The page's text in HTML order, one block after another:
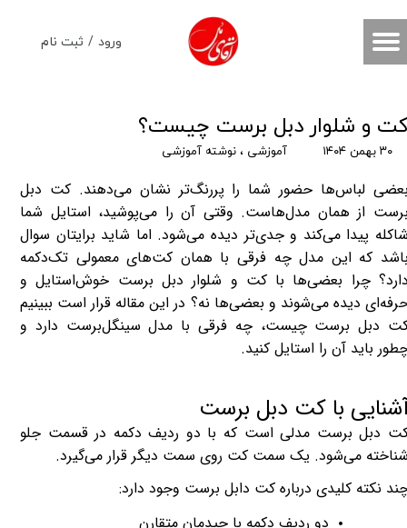
ورود / ثبت نام
حساب کاربری من
سفارشات
خروج از حساب کاربری
و شلوار دبل برست چیست؟
۳۰ بهمن ۱۴۰۴ آموزشی ، نوشته آموزشی
لباس‌ها حضور شما را پررنگ‌تر نشان می‌دهند.کت دبل
از همان مدل‌هاست. وقتی آن را می‌پوشید، استایل شما
پیدا می‌کند و جدی‌تر دیده می‌شود. اما شاید برایتان سوال
که این مدل چه فرقی با همان کت‌های معمولی تک‌دکمه
چرا بعضی‌ها با کت و شلوار دبل برست خوش‌استایل و
دیده می‌شوند و بعضی‌ها نه؟ در این مقاله قرار است ببینیم
دبل ‌برست چیست، چه فرقی با مدل سینگل‌برست دارد و
باید آن را استایل کنید.
با کت دبل برست
دبل برست مدلی است که با دو ردیف دکمه در قسمت جلو
می‌شود. یک سمت کت روی سمت دیگر قرار می‌گیرد.
نکته کلیدی درباره کت دابل برست وجود دارد:
دو ردیف دکمه با چیدمان متقارن